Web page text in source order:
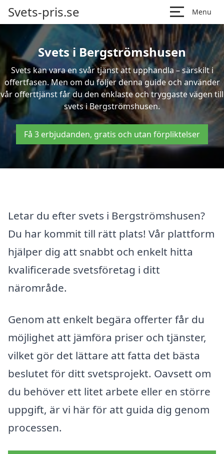
Svets-pris.se Menu
Svets i Bergströmshusen
Svets kan vara en svår tjänst att upphandla – särskilt i
offertfasen. Men om du följer denna guide och använder
vår offerttjänst får du den enklaste och tryggaste vägen till
svets i Bergströmshusen.
Få 3 erbjudanden, gratis och utan förpliktelser
Letar du efter svets i Bergströmshusen?
Du har kommit till rätt plats! Vår plattform
hjälper dig att snabbt och enkelt hitta
kvalificerade svetsföretag i ditt
närområde.
Genom att enkelt begära offerter får du
möjlighet att jämföra priser och tjänster,
vilket gör det lättare att fatta det bästa
beslutet för ditt svetsprojekt. Oavsett om
du behöver ett litet arbete eller en större
uppgift, är vi här för att guida dig genom
processen.